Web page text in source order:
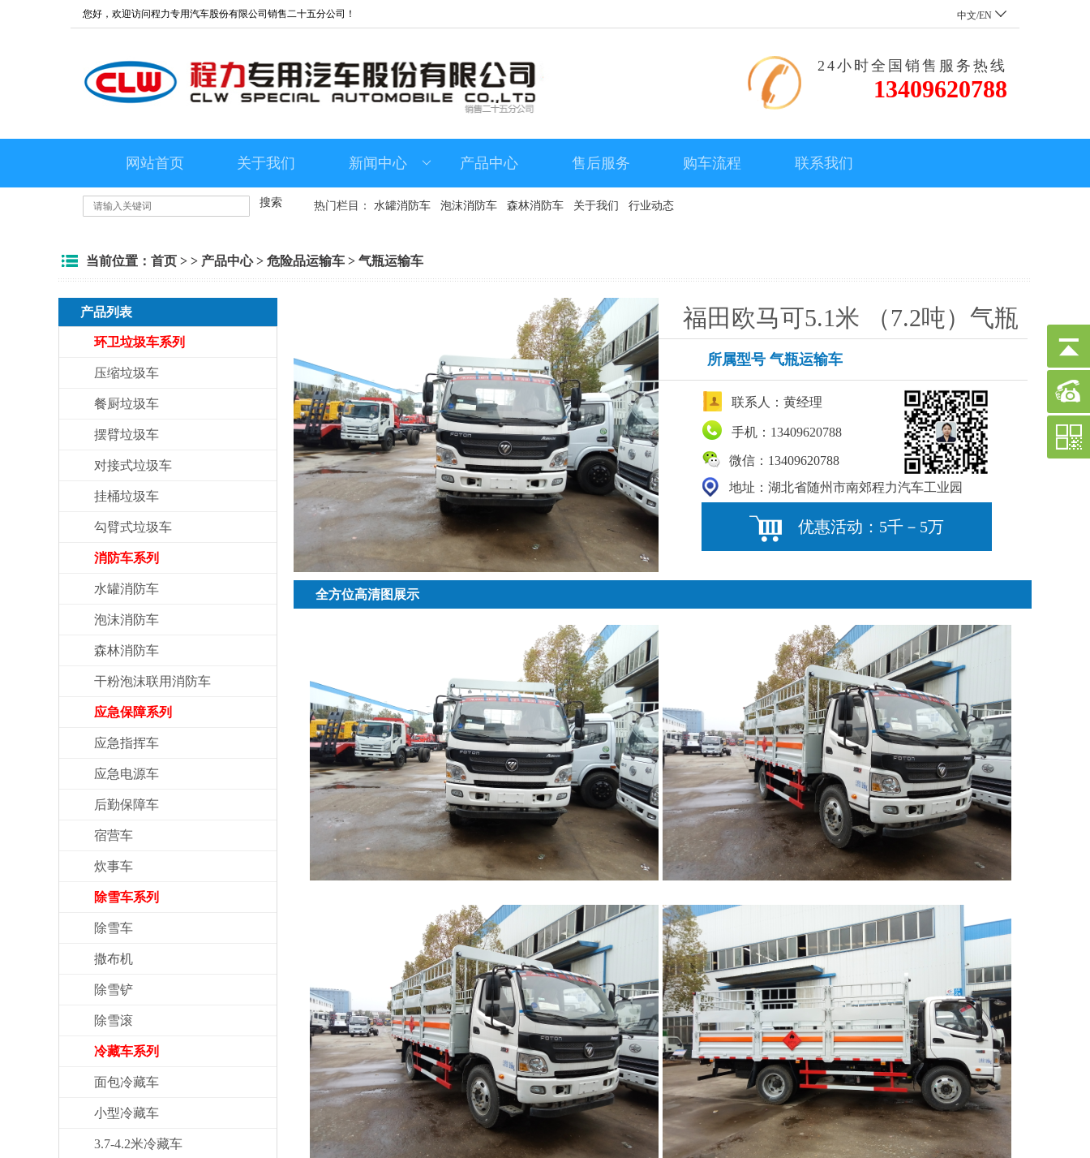
您好，欢迎访问程力专用汽车股份有限公司销售二十五分公司！ 中文/EN
24小时全国销售服务热线
13409620788
网站首页 关于我们 新闻中心 产品中心 售后服务 购车流程 联系我们
搜索 热门栏目： 水罐消防车 泡沫消防车 森林消防车 关于我们 行业动态
当前位置： 首页 > > 产品中心> 危险品运输车 > 气瓶运输车
产品列表
环卫垃圾车系列
压缩垃圾车
餐厨垃圾车
摆臂垃圾车
对接式垃圾车
挂桶垃圾车
勾臂式垃圾车
消防车系列
水罐消防车
泡沫消防车
森林消防车
干粉泡沫联用消防车
应急保障系列
应急指挥车
应急电源车
后勤保障车
宿营车
炊事车
除雪车系列
除雪车
撒布机
除雪铲
除雪滚
冷藏车系列
面包冷藏车
小型冷藏车
3.7-4.2米冷藏车
福田欧马可5.1米 （7.2吨）气瓶
所属型号 气瓶运输车
联系人：黄经理
手机：13409620788
微信：13409620788
地址：湖北省随州市南郊程力汽车工业园
优惠活动：5千－5万
全方位高清图展示